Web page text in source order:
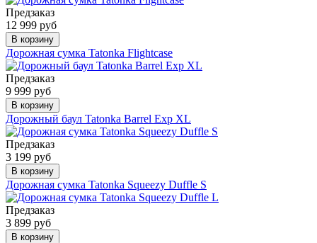
Предзаказ
12 999 руб
В корзину
Дорожная сумка Tatonka Flightcase
Предзаказ
9 999 руб
В корзину
Дорожный баул Tatonka Barrel Exp XL
Предзаказ
3 199 руб
В корзину
Дорожная сумка Tatonka Squeezy Duffle S
Предзаказ
3 899 руб
В корзину